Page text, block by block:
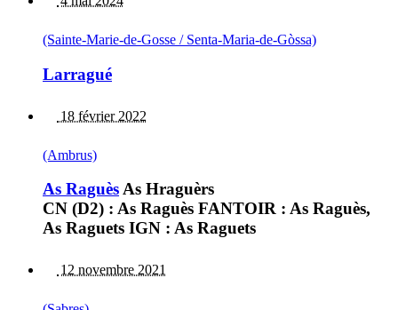
(Sainte-Marie-de-Gosse / Senta-Maria-de-Gòssa)
Larragué
18 février 2022
(Ambrus)
As RaguèsAs Hraguèrs
CN (D2) : As Raguès FANTOIR : As Raguès,
As Raguets IGN : As Raguets
12 novembre 2021